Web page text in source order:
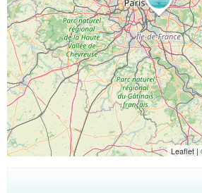
Leaflet |